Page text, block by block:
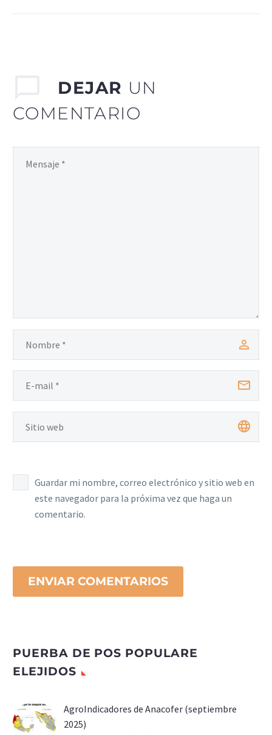
DEJAR UN
COMENTARIO
Guardar mi nombre, correo electrónico y sitio web en
este navegador para la próxima vez que haga un
comentario.
ENVIAR COMENTARIOS
PUERBA DE POS POPULARE
ELEJIDOS
AgroIndicadores de Anacofer (septiembre
2025)